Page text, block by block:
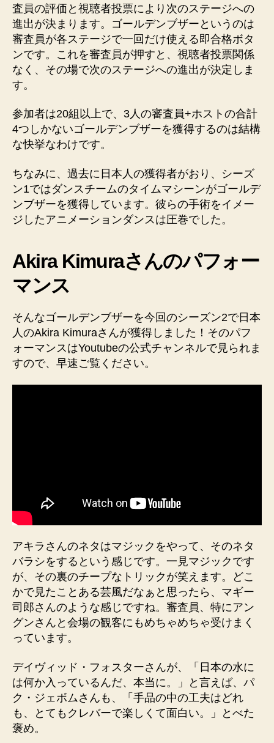
査員の評価と視聴者投票により次のステージへの
進出が決まります。ゴールデンブザーというのは
審査員が各ステージで一回だけ使える即合格ボタ
ンです。これを審査員が押すと、視聴者投票関係
なく、その場で次のステージへの進出が決定しま
す。
参加者は20組以上で、3人の審査員+ホストの合計
4つしかないゴールデンブザーを獲得するのは結構
な快挙なわけです。
ちなみに、過去に日本人の獲得者がおり、シーズ
ン1ではダンスチームのタイムマシーンがゴールデ
ンブザーを獲得しています。彼らの手術をイメー
ジしたアニメーションダンスは圧巻でした。
Akira Kimuraさんのパフォー
マンス
そんなゴールデンブザーを今回のシーズン2で日本
人のAkira Kimuraさんが獲得しました！そのパフ
ォーマンスはYoutubeの公式チャンネルで見られま
すので、早速ご覧ください。
アキラさんのネタはマジックをやって、そのネタ
バラシをするという感じです。一見マジックです
が、その裏のチープなトリックが笑えます。どこ
かで見たことある芸風だなぁと思ったら、マギー
司郎さんのような感じですね。審査員、特にアン
グンさんと会場の観客にもめちゃめちゃ受けまく
っています。
デイヴィッド・フォスターさんが、「日本の水に
は何か入っているんだ、本当に。」と言えば、パ
ク・ジェボムさんも、「手品の中の工夫はどれ
も、とてもクレバーで楽しくて面白い。」とべた
褒め。